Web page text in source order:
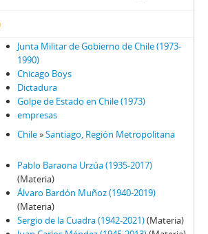
Busch, Jorge
Juan Francisco; Zabala, José.
Juan Francisco
Silva Solar, Julio
Thayer, William
Martínez Busch, Jorge
Krauss, Enrique
B., Arturo
Edgardo
Viera Gallo, Josè Antonio
Boeninger, Edgardo
Bitar, Sergio
Junta Militar de Gobierno de Chile (1973-
1990)
Chicago Boys
Dictadura
Golpe de Estado en Chile (1973)
empresas
Chile»Santiago, Región Metropolitana
Pablo Baraona Urzúa (1935-2017)
(Materia)
Álvaro Bardón Muñoz (1940-2019)
(Materia)
Sergio de la Cuadra (1942-2021)(Materia)